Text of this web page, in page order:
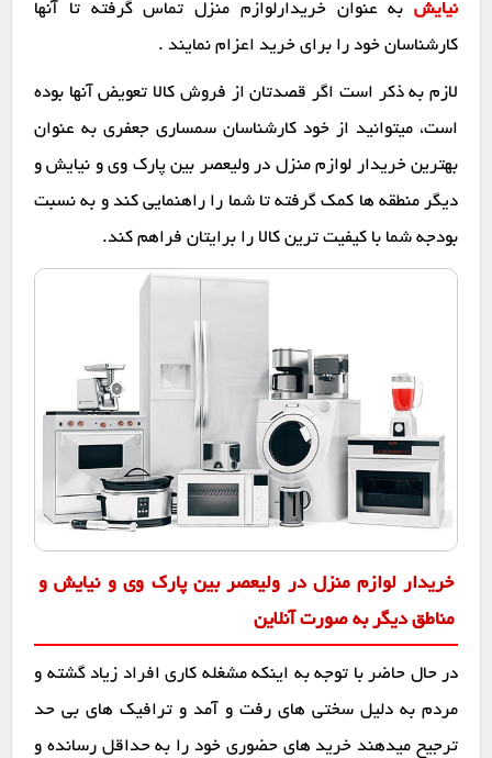
نیایش به عنوان خریدارلوازم منزل تماس گرفته تا آنها
کارشناسان خود را برای خرید اعزام نمایند .
لازم به ذکر است اگر قصدتان از فروش کالا تعویض آنها بوده
است، میتوانید از خود کارشناسان سمساری جعفری به عنوان
بهترین خریدار لوازم منزل در ولیعصر بین پارک وی و نیایش و
دیگر منطقه ها کمک گرفته تا شما را راهنمایی کند و به نسبت
بودجه شما با کیفیت ترین کالا را برایتان فراهم کند.
خریدار لوازم منزل در ولیعصر بین پارک وی و نیایش و
مناطق دیگر به صورت آنلاین
در حال حاضر با توجه به اینکه مشغله کاری افراد زیاد گشته و
مردم به دلیل سختی های رفت و آمد و ترافیک های بی حد
ترجیح میدهند خرید های حضوری خود را به حداقل رسانده و